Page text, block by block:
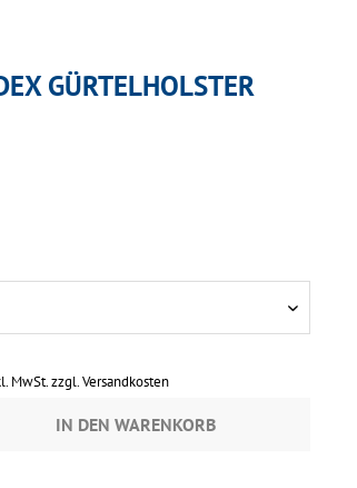
GÜRTELHOLSTER
MwSt.zzgl. Versandkosten
IN DEN WARENKORB